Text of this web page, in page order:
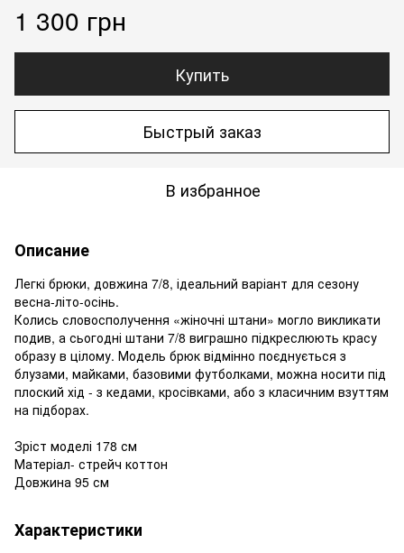
1 300 грн
Купить
Быстрый заказ
В избранное
Описание
Легкі брюки, довжина 7/8, ідеальний варіант для сезону
весна-літо-осінь.
Колись словосполучення «жіночні штани» могло викликати
подив, а сьогодні штани 7/8 виграшно підкреслюють красу
образу в цілому. Модель брюк відмінно поєднується з
блузами, майками, базовими футболками, можна носити під
плоский хід - з кедами, кросівками, або з класичним взуттям
на підборах.
Зріст моделі 178 см
Матеріал- стрейч коттон
Довжина 95 см
Характеристики